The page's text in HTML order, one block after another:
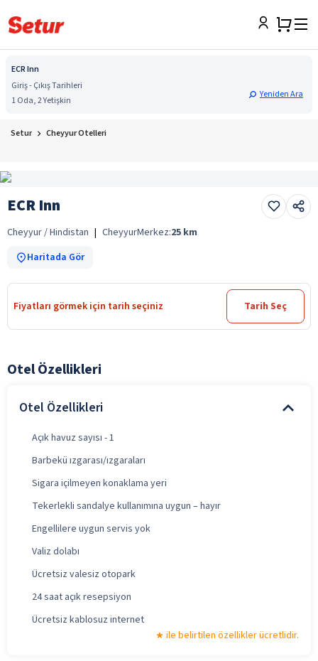
ECR Inn
Giriş - Çıkış Tarihleri
1 Oda, 2 Yetişkin
Yeniden Ara
Setur Cheyyur Otelleri
ECR Inn
Cheyyur / Hindistan | CheyyurMerkez:25 km
Haritada Gör
Fiyatları görmek için tarih seçiniz Tarih Seç
Otel Özellikleri
Otel Özellikleri
Açık havuz sayısı - 1
Barbekü ızgarası/ızgaraları
Sigara içilmeyen konaklama yeri
Tekerlekli sandalye kullanımına uygun – hayır
Engellilere uygun servis yok
Valiz dolabı
Ücretsiz valesiz otopark
24 saat açık resepsiyon
Ücretsiz kablosuz internet
ile belirtilen özellikler ücretlidir.